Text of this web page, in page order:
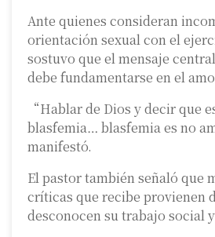
Ante quienes consideran
orientación sexual con el
sostuvo que el mensaje
debe fundamentarse en el
“Hablar de Dios y decir que
blasfemia… blasfemia es no
manifestó.
El pastor también señaló que
críticas que recibe provienen
desconocen su trabajo social